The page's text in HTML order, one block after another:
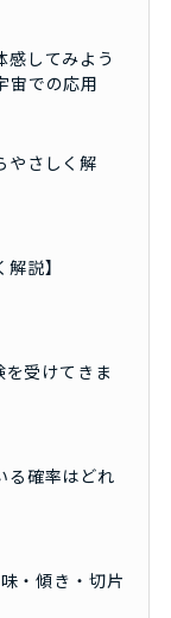
感してみよう
宙での応用
やさしく解
説】
を受けてきま
る確率はどれ
・傾き・切片